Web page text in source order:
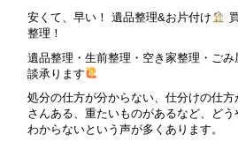
安くて、早い！ 遺品整理&お片付け
整理！
遺品整理・生前整理・空き家整理・ご
談承ります
処分の仕方が分からない、仕分けの仕方
さんある、重たいものがあるなど、ど
わからないという声が多くあります。